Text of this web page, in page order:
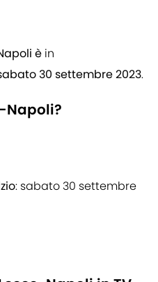
è in
30 settembre 2023.
Napoli?
: sabato 30 settembre